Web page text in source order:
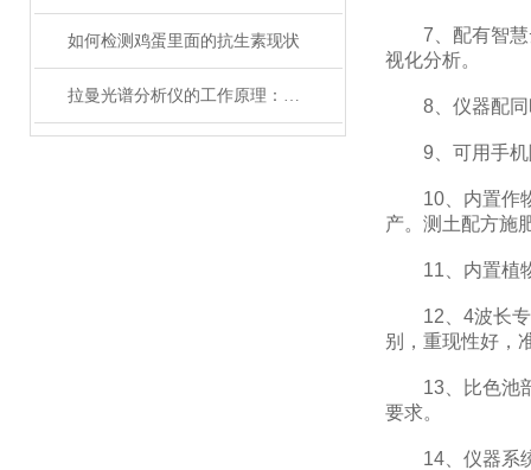
如何检测鸡蛋里面的抗生素现状
拉曼光谱分析仪的工作原理：光与物质的奇妙互动
7、配有智慧云
视化分析。
8、仪器配同时
9、可用手机
10、内置作物
产。测土配方施
11、内置植物
12、4波长专
别，重现性好，
13、比色池部
要求。
14、仪器系统